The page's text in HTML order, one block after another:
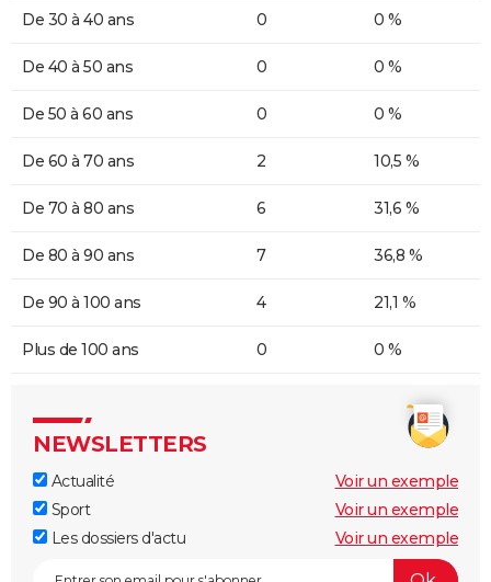
De 30 à 40 ans 0 0 %
De 40 à 50 ans 0 0 %
De 50 à 60 ans 0 0 %
De 60 à 70 ans 2 10,5 %
De 70 à 80 ans 6 31,6 %
De 80 à 90 ans 7 36,8 %
De 90 à 100 ans 4 21,1 %
Plus de 100 ans 0 0 %
NEWSLETTERS
Actualité
Voir un exemple
Sport
Voir un exemple
Les dossiers d'actu
Voir un exemple